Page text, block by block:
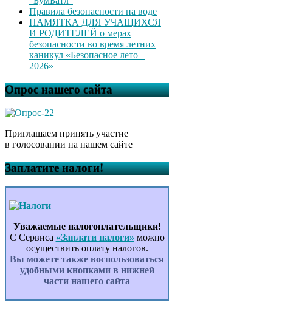
Правила безопасности на воде
ПАМЯТКА ДЛЯ УЧАЩИХСЯ
И РОДИТЕЛЕЙ о мерах
безопасности во время летних
каникул «Безопасное лето –
2026»
Опрос нашего сайта
Приглашаем принять участие
в голосовании на нашем сайте
Заплатите налоги!
Уважаемые налогоплательщики!
С Сервиса «Заплати налоги» можно
осуществить оплату налогов.
Вы можете также воспользоваться
удобными кнопками в нижней
части нашего сайта